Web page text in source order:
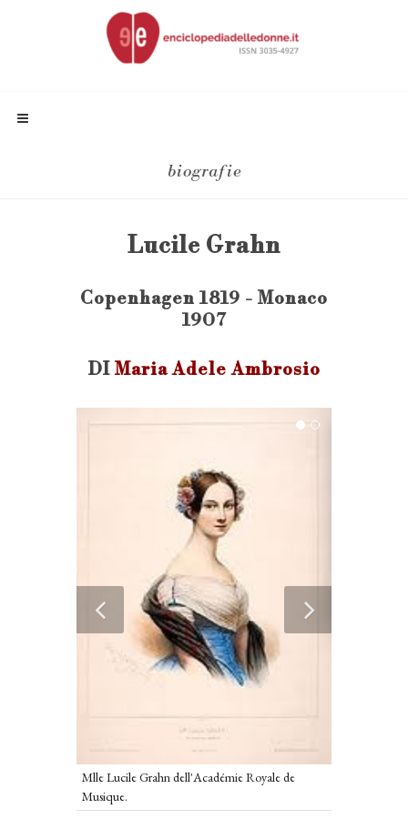
biografie
Lucile Grahn
Copenhagen 1819 - Monaco
1907
DI Maria Adele Ambrosio
Mlle Lucile Grahn dell'Académie Royale de
Musique.